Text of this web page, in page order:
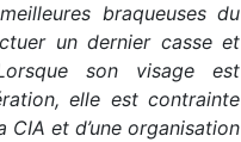
braqueuses du
un dernier casse et
son visage est
elle est contrainte
et d’une organisation